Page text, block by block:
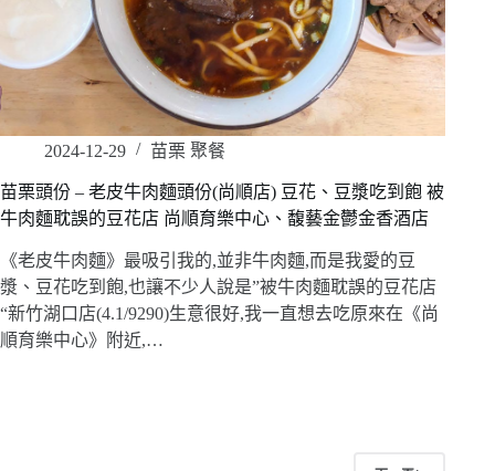
2024-12-29 苗栗 聚餐
苗栗頭份 – 老皮牛肉麵頭份(尚順店) 豆花、豆漿吃到飽 被
牛肉麵耽誤的豆花店 尚順育樂中心、馥藝金鬱金香酒店
《老皮牛肉麵》最吸引我的,並非牛肉麵,而是我愛的豆
漿、豆花吃到飽,也讓不少人說是”被牛肉麵耽誤的豆花店
“新竹湖口店(4.1/9290)生意很好,我一直想去吃原來在《尚
順育樂中心》附近,…